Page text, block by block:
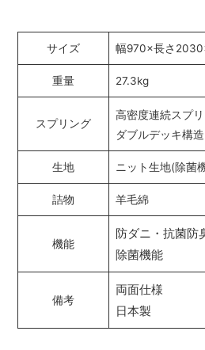
サイズ 幅970×長さ
重量 27.3kg
スプリング
高密度連続スプ
ダブルデッキ構造
生地 ニット生地(除菌
詰物 羊毛綿
機能
防ダニ・抗菌防
除菌機能
備考
両面仕様
日本製